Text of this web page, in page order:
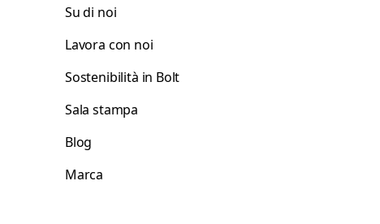
Su di noi
Lavora con noi
Sostenibilità in Bolt
Sala stampa
Blog
Marca